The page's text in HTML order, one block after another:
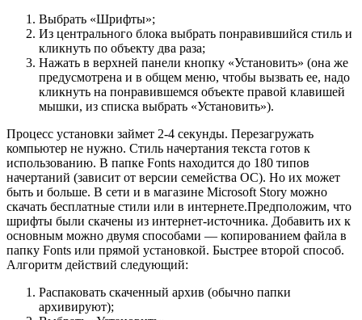
Выбрать «Шрифты»;
Из центрального блока выбрать понравившийся стиль и
кликнуть по объекту два раза;
Нажать в верхней панели кнопку «Установить» (она же
предусмотрена и в общем меню, чтобы вызвать ее, надо
кликнуть на понравившемся объекте правой клавишей
мышки, из списка выбрать «Установить»).
Процесс установки займет 2-4 секунды. Перезагружать
компьютер не нужно. Стиль начертания текста готов к
использованию. В папке Fonts находится до 180 типов
начертаний (зависит от версии семейства ОС). Но их может
быть и больше. В сети и в магазине Microsoft Story можно
скачать бесплатные стили или в интернете.Предположим, что
шрифты были скачены из интернет-источника. Добавить их к
основным можно двумя способами — копированием файла в
папку Fonts или прямой установкой. Быстрее второй способ.
Алгоритм действий следующий:
Распаковать скаченный архив (обычно папки
архивируют);